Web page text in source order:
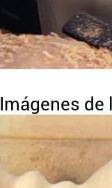
Imágenes de